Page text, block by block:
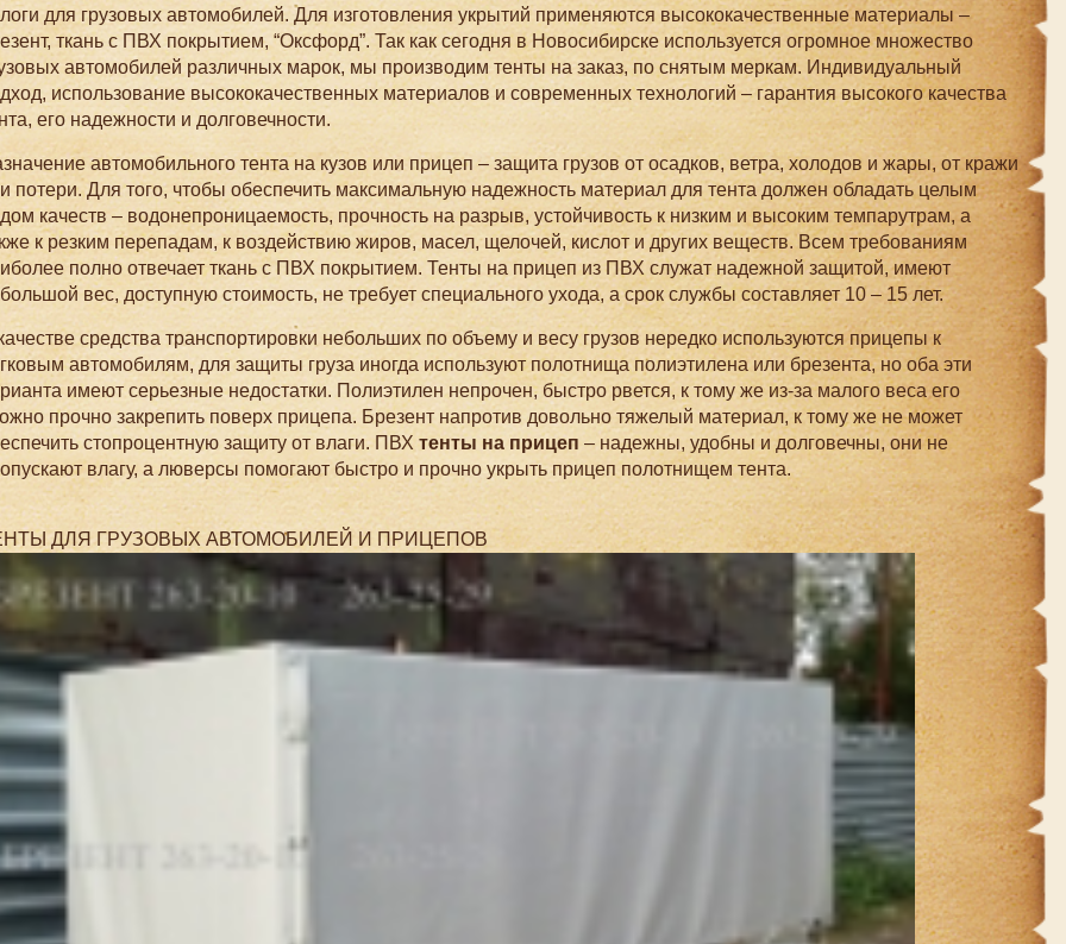
для грузовых автомобилей. Для изготовления укрытий применяются высококачественные материалы –
ткань с ПВХ покрытием, “Оксфорд”. Так как сегодня в Новосибирске используется огромное множество
автомобилей различных марок, мы производим тенты на заказ, по снятым меркам. Индивидуальный
использование высококачественных материалов и современных технологий – гарантия высокого качества
его надежности и долговечности.
автомобильного тента на кузов или прицеп – защита грузов от осадков, ветра, холодов и жары, от кражи
потери. Для того, чтобы обеспечить максимальную надежность материал для тента должен обладать целым
качеств – водонепроницаемость, прочность на разрыв, устойчивость к низким и высоким темпарутрам, а
к резким перепадам, к воздействию жиров, масел, щелочей, кислот и других веществ. Всем требованиям
полно отвечает ткань с ПВХ покрытием. Тенты на прицеп из ПВХ служат надежной защитой, имеют
вес, доступную стоимость, не требует специального ухода, а срок службы составляет 10 – 15 лет.
средства транспортировки небольших по объему и весу грузов нередко используются прицепы к
автомобилям, для защиты груза иногда используют полотнища полиэтилена или брезента, но оба эти
имеют серьезные недостатки. Полиэтилен непрочен, быстро рвется, к тому же из-за малого веса его
прочно закрепить поверх прицепа. Брезент напротив довольно тяжелый материал, к тому же не может
стопроцентную защиту от влаги. ПВХ тенты на прицеп – надежны, удобны и долговечны, они не
влагу, а люверсы помогают быстро и прочно укрыть прицеп полотнищем тента.
ДЛЯ ГРУЗОВЫХ АВТОМОБИЛЕЙ И ПРИЦЕПОВ